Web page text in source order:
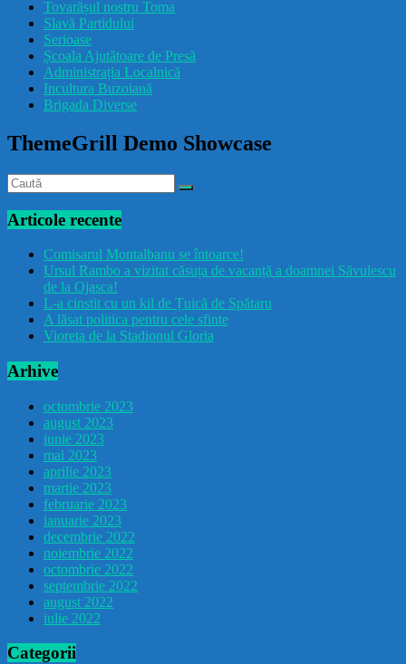
drăcușorulbuzoian
Tovarășul nostru Toma
Slavă Partidului
Serioase
Școala Ajutătoare de Presă
Administrația Localnică
Incultura Buzoiană
Brigada Diverse
ThemeGrill Demo Showcase
Articole recente
Comisarul Montalbanu se întoarce!
Ursul Rambo a vizitat căsuța de vacanță a doamnei Săvulescu
de la Ojasca!
L-a cinstit cu un kil de Țuică de Spătaru
A lăsat politica pentru cele sfinte
Vioreta de la Stadionul Gloria
Arhive
octombrie 2023
august 2023
iunie 2023
mai 2023
aprilie 2023
martie 2023
februarie 2023
ianuarie 2023
decembrie 2022
noiembrie 2022
octombrie 2022
septembrie 2022
august 2022
iulie 2022
Categorii